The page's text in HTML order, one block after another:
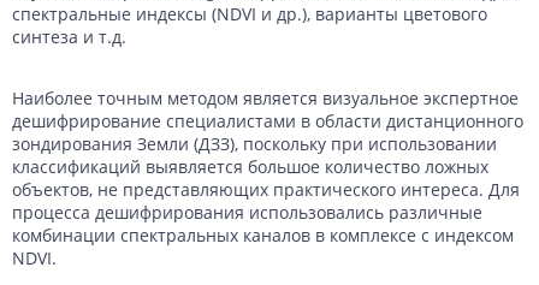
спектральные индексы (NDVI и др.), варианты цветового
синтеза и т.д.
Наиболее точным методом является визуальное экспертное
дешифрирование специалистами в области дистанционного
зондирования Земли (ДЗЗ), поскольку при использовании
классификаций выявляется большое количество ложных
объектов, не представляющих практического интереса. Для
процесса дешифрирования использовались различные
комбинации спектральных каналов в комплексе с индексом
NDVI.